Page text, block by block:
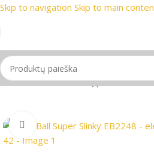
Skip to navigation Skip to main
Pradžia/Gitaros/Gitarų priedai
Spustelėkite, jei norite